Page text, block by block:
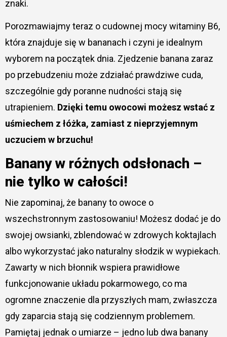
znaki.
Porozmawiajmy teraz o cudownej mocy witaminy B6,
która znajduje się w bananach i czyni je idealnym
wyborem na początek dnia. Zjedzenie banana zaraz
po przebudzeniu może zdziałać prawdziwe cuda,
szczególnie gdy poranne nudności stają się
utrapieniem. Dzięki temu owocowi możesz wstać z
uśmiechem z łóżka, zamiast z nieprzyjemnym
uczuciem w brzuchu!
Banany w różnych odsłonach –
nie tylko w całości!
Nie zapominaj, że banany to owoce o
wszechstronnym zastosowaniu! Możesz dodać je do
swojej owsianki, zblendować w zdrowych koktajlach
albo wykorzystać jako naturalny słodzik w wypiekach.
Zawarty w nich błonnik wspiera prawidłowe
funkcjonowanie układu pokarmowego, co ma
ogromne znaczenie dla przyszłych mam, zwłaszcza
gdy zaparcia stają się codziennym problemem.
Pamiętaj jednak o umiarze – jedno lub dwa banany